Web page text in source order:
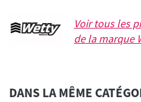
Voir tous les
de la marque
DANS LA MÊME